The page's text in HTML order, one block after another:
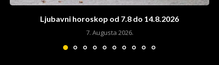
Ljubavni horoskop od 7.8 do 14.8.2026
7. Augusta 2026.